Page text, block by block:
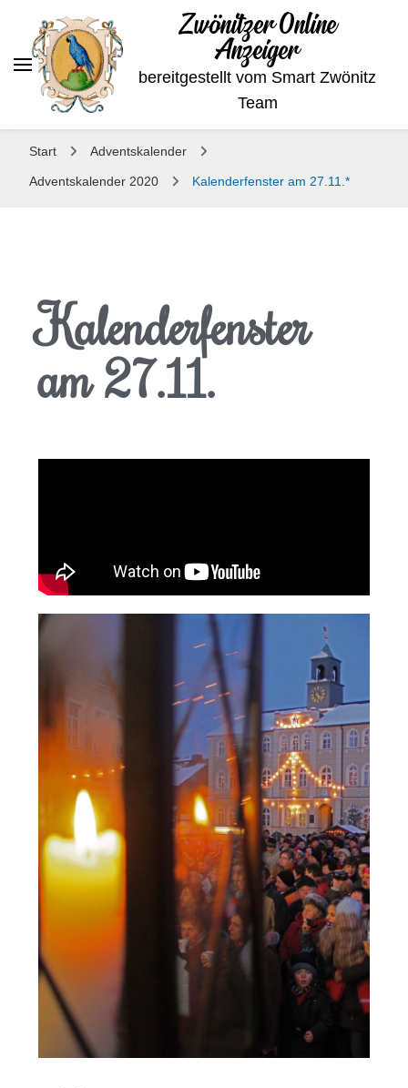
Zwönitzer Online
Anzeiger
bereitgestellt vom Smart Zwönitz
Team
Start Adventskalender
Adventskalender 2020 Kalenderfenster am 27.11.*
Kalenderfenster
am 27.11.